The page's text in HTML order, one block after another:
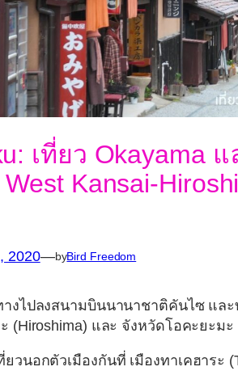
เที่ยว Okayama
Kansai-
2020—byBird Freedom
างไปลงสนามบินนานาชาติคันไซ แล
(Hiroshima) และ จังหวัดโอคะยะมะ
วนอกตัวเมืองกันที่ เมืองทาเคฮาระ